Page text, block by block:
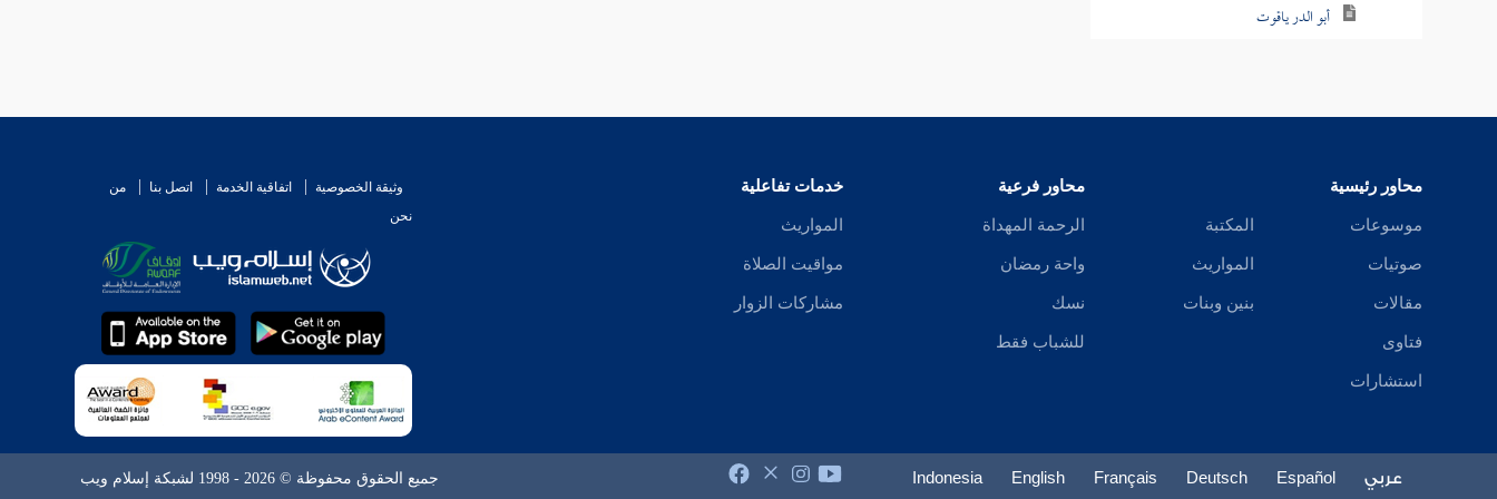
أبو الدر ياقوت
البيضاوي
غازي
محاور رئيسية
موسوعات
صوتيات
مقالات
فتاوى
استشارات
المكتبة
المواريث
بنين وبنات
محاور فرعية
الرحمة المهداة
واحة رمضان
نسك
للشباب فقط
خدمات تفاعلية
المواريث
مواقيت الصلاة
مشاركات الزوار
وثيقة الخصوصية اتفاقية الخدمة اتصل بنا
من
نحن
عربي Español
Deutsch
Français
English
Indonesia جميع الحقوق محفوظة © 2026 - 1998 لشبكة إسلام ويب